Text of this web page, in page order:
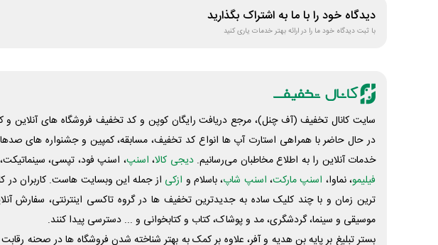
دیدگاه خود را با ما به اشتراک بگذارید
با ثبت دیدگاه خود ما را در ارائه بهتر خدمات یاری کنید
سایت کانال تخفیف (آف چنل)، مرجع دریافت رایگان کوپن و کد تخفیف فروشگاه های آنلاین
در حال حاضر با همراهی استارت آپ ها انواع کد تخفیف، مسابقه، کمپین و جشنواره های صدها
خدمات آنلاین را به اطلاع مخاطبان می‌رسانیم. دیجی کالا، اسنپ، اسنپ فود، تپسی، سینماتیکت،
فیلیمو، نماوا، اسنپ مارکت، اسنپ شاپ، باسلام و ازکی از جمله این وبسایت ‌هاست. کاربران در
ترین زمان و با چند کلیک ساده به جدیدترین تخفیف ها در گروه تاکسی اینترنتی، سفارش
موسیقی و سینما، گردشگری، مد و پوشاک، کتاب و کتابخوانی و ... دسترسی پیدا کنند.
بستر تبلیغ بر پایه بن هدیه و آفر، علاوه بر کمک به بهتر شناخته شدن فروشگاه ها در صحنه